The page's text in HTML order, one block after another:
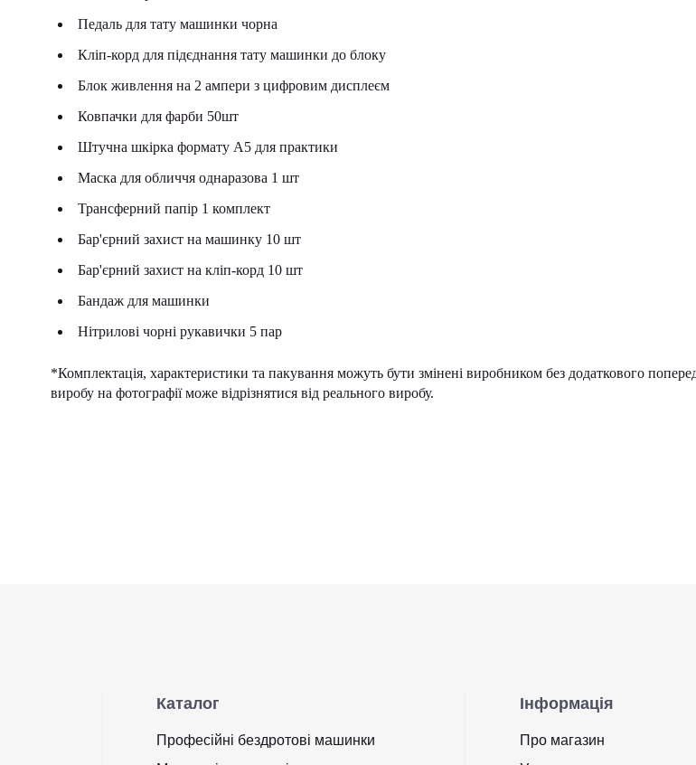
Педаль для тату машинки чорна
Кліп-корд для підєднання тату машинки до блоку
Блок живлення на 2 ампери з цифровим дисплеєм
Ковпачки для фарби 50шт
Штучна шкірка формату А5 для практики
Маска для обличчя однаразова 1 шт
Трансферний папір 1 комплект
Бар'єрний захист на машинку 10 шт
Бар'єрний захист на кліп-корд 10 шт
Бандаж для машинки
Нітрилові чорні рукавички 5 пар
*Комплектація, характеристики та пакування можуть бути змінені виробником без додаткового
виробу на фотографії може відрізнятися від реального виробу.
Каталог
Професійні бездротові машинки
Інформація
Про магазин